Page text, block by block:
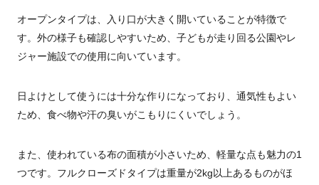
オープンタイプは、入り口が大きく開いていることが特徴で
す。外の様子も確認しやすいため、子どもが走り回る公園やレ
ジャー施設での使用に向いています。
日よけとして使うには十分な作りになっており、通気性もよい
ため、食べ物や汗の臭いがこもりにくいでしょう。
また、使われている布の面積が小さいため、軽量な点も魅力の1
つです。フルクローズドタイプは重量が2kg以上あるものがほ